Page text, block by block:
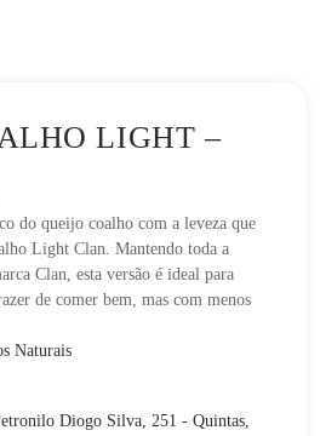
LIGHT –
do queijo coalho com a leveza que
Light Clan. Mantendo toda a
Clan, esta versão é ideal para
de comer bem, mas com menos
Naturais
Diogo Silva, 251 - Quintas,